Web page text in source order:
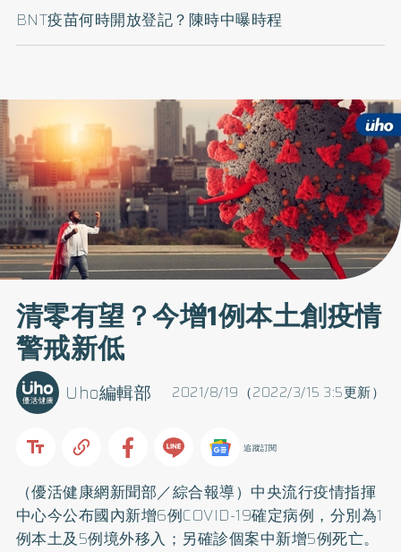
BNT疫苗何時開放登記？陳時中曝時程
清零有望？今增1例本土創疫情
警戒新低
2021/8/19（2022/3/15 3:5更新）
Uho編輯部
追蹤訂閱
（優活健康網新聞部／綜合報導）中央流行疫情指揮
中心今公布國內新增6例COVID-19確定病例，分別為1
例本土及5例境外移入；另確診個案中新增5例死亡。